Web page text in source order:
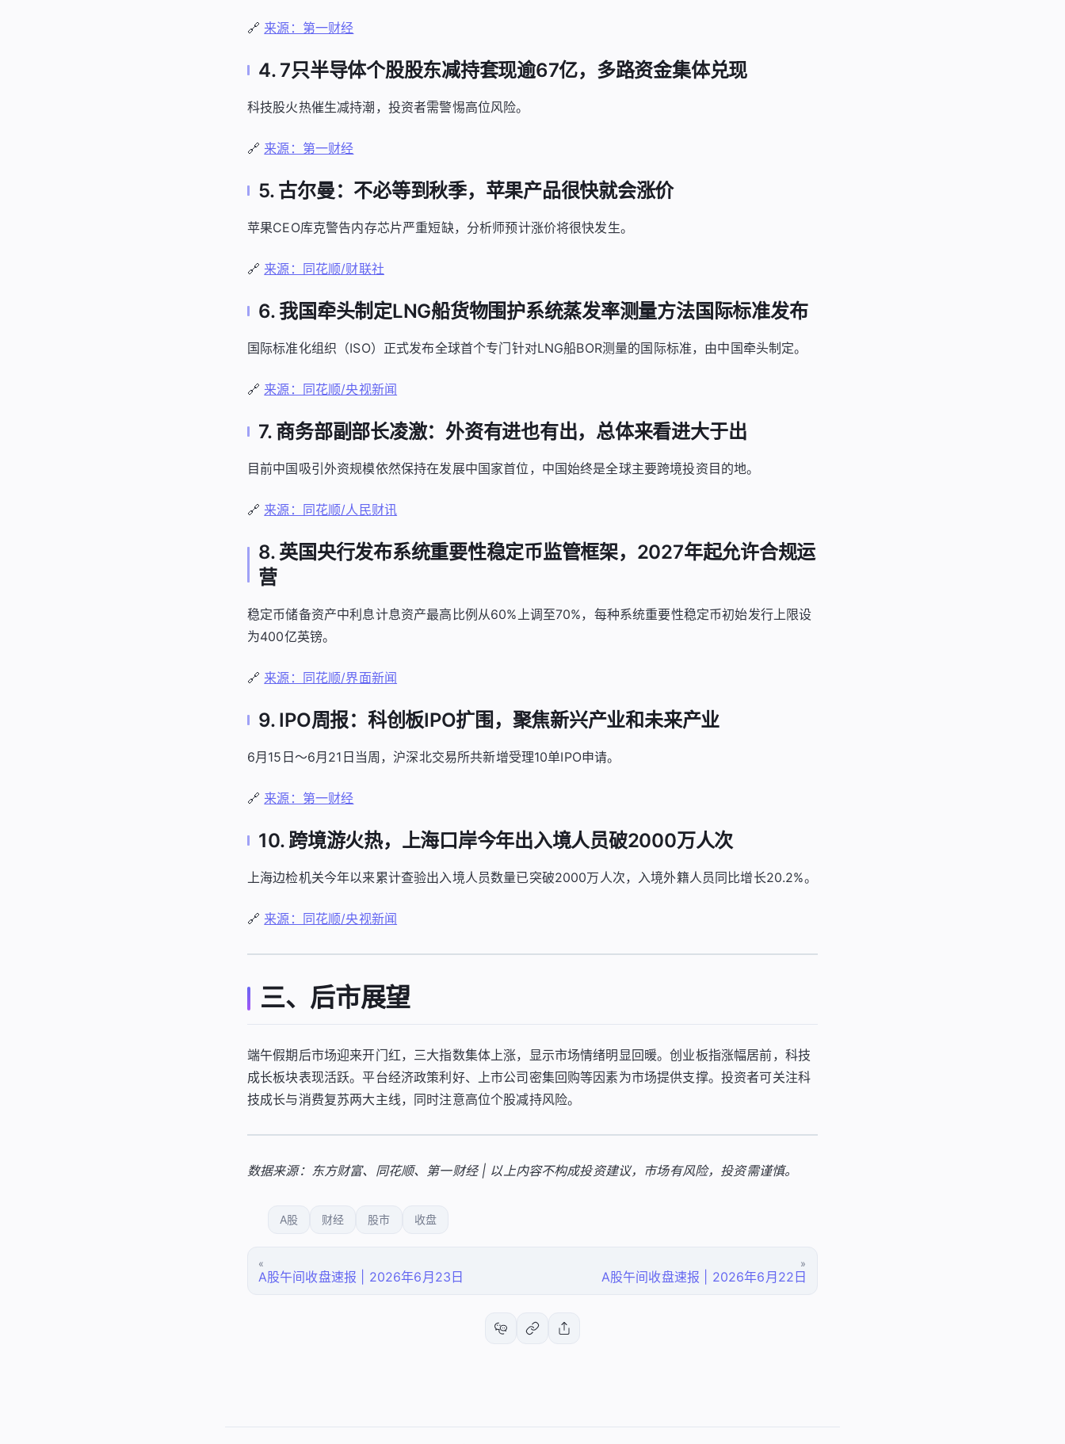
🔗 来源：第一财经
4. 7只半导体个股股东减持套现逾67亿，多路资金集体兑现
科技股火热催生减持潮，投资者需警惕高位风险。
🔗 来源：第一财经
5. 古尔曼：不必等到秋季，苹果产品很快就会涨价
苹果CEO库克警告内存芯片严重短缺，分析师预计涨价将很快发生。
🔗 来源：同花顺/财联社
6. 我国牵头制定LNG船货物围护系统蒸发率测量方法国际标准发布
国际标准化组织（ISO）正式发布全球首个专门针对LNG船BOR测量的国际标准，由中国牵头制定。
🔗 来源：同花顺/央视新闻
7. 商务部副部长凌激：外资有进也有出，总体来看进大于出
目前中国吸引外资规模依然保持在发展中国家首位，中国始终是全球主要跨境投资目的地。
🔗 来源：同花顺/人民财讯
8. 英国央行发布系统重要性稳定币监管框架，2027年起允许合规运
营
稳定币储备资产中利息计息资产最高比例从60%上调至70%，每种系统重要性稳定币初始发行上限设
为400亿英镑。
🔗 来源：同花顺/界面新闻
9. IPO周报：科创板IPO扩围，聚焦新兴产业和未来产业
6月15日～6月21日当周，沪深北交易所共新增受理10单IPO申请。
🔗 来源：第一财经
10. 跨境游火热，上海口岸今年出入境人员破2000万人次
上海边检机关今年以来累计查验出入境人员数量已突破2000万人次，入境外籍人员同比增长20.2%。
🔗 来源：同花顺/央视新闻
三、后市展望
端午假期后市场迎来开门红，三大指数集体上涨，显示市场情绪明显回暖。创业板指涨幅居前，科技
成长板块表现活跃。平台经济政策利好、上市公司密集回购等因素为市场提供支撑。投资者可关注科
技成长与消费复苏两大主线，同时注意高位个股减持风险。
数据来源：东方财富、同花顺、第一财经 | 以上内容不构成投资建议，市场有风险，投资需谨慎。
A股 财经 股市 收盘
«
A股午间收盘速报 | 2026年6月23日
»
A股午间收盘速报 | 2026年6月22日